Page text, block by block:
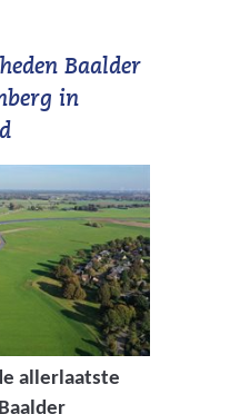
Baalder
in
allerlaatste